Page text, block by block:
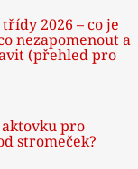
2026 – co je
nezapomenout a
(přehled pro
pro
stromeček?